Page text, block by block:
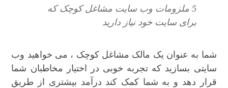
5 ملزومات وب سایت مشاغل کوچک که
برای سایت خود نیاز دارید
شما به عنوان یک مالک مشاغل کوچک ، می خواهید وب
سایتی بسازید که تجربه خوبی در اختیار مخاطبان شما
قرار دهد و به شما کمک کند درآمد بیشتری از طریق